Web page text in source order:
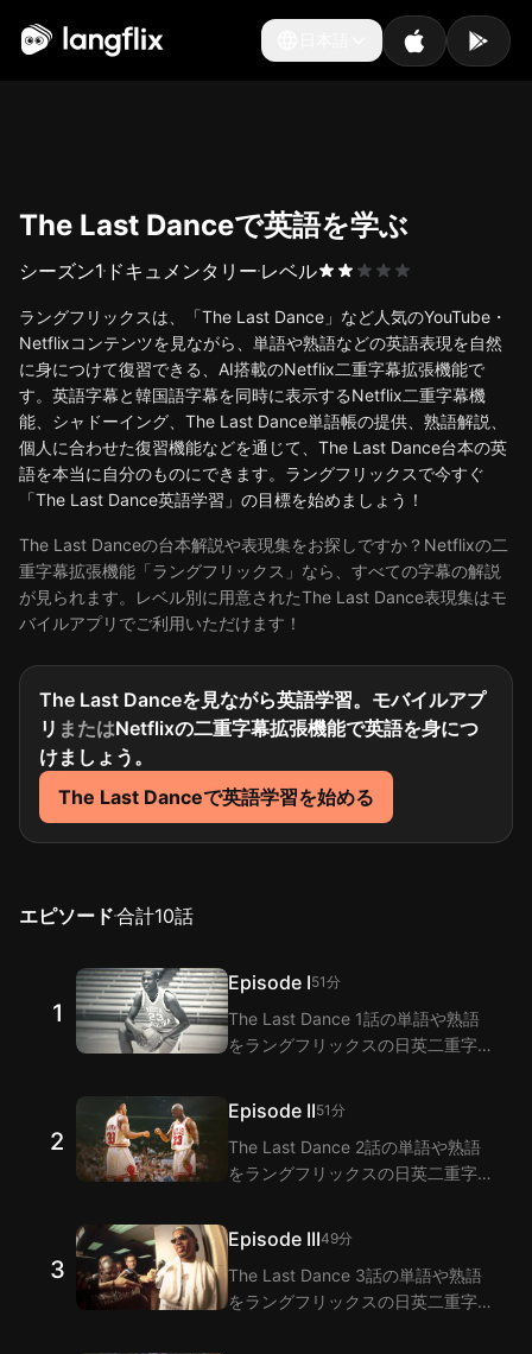
日本語
The Last Danceで英語を学ぶ
シーズン1 ドキュメンタリー レベル
ラングフリックスは、「The Last Dance」など人気のYouTube・
Netflixコンテンツを見ながら、単語や熟語などの英語表現を自然
に身につけて復習できる、AI搭載のNetflix二重字幕拡張機能で
す。英語字幕と韓国語字幕を同時に表示するNetflix二重字幕機
能、シャドーイング、The Last Dance単語帳の提供、熟語解説、
個人に合わせた復習機能などを通じて、The Last Dance台本の英
語を本当に自分のものにできます。ラングフリックスで今すぐ
「The Last Dance英語学習」の目標を始めましょう！
The Last Danceの台本解説や表現集をお探しですか？Netflixの二
重字幕拡張機能「ラングフリックス」なら、すべての字幕の解説
が見られます。レベル別に用意されたThe Last Dance表現集はモ
バイルアプリでご利用いただけます！
The Last Danceを見ながら英語学習。モバイルアプ
リ またはNetflixの二重字幕拡張機能で英語を身につ
けましょう。
The Last Danceで英語学習を始める
エピソード合計10話
1
Episode I51分
The Last Dance 1話の単語や熟語
をラングフリックスの日英二重字幕
能でThe Last Dance 1話のセリフ
の翻訳を提供します。
2
Episode II51分
The Last Dance 2話の単語や熟語
をラングフリックスの日英二重字幕
能でThe Last Dance 2話のセリフ
の翻訳を提供します。
3
Episode III49分
The Last Dance 3話の単語や熟語
をラングフリックスの日英二重字幕